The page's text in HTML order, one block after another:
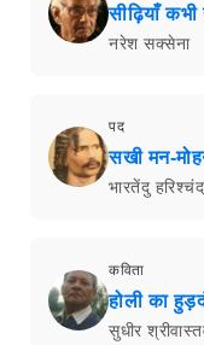
सीढ़ियाँ कभी
नरेश सक्सेना
पद
सखी मन-
भारतेंदु
कविता
होली का
सुधीर